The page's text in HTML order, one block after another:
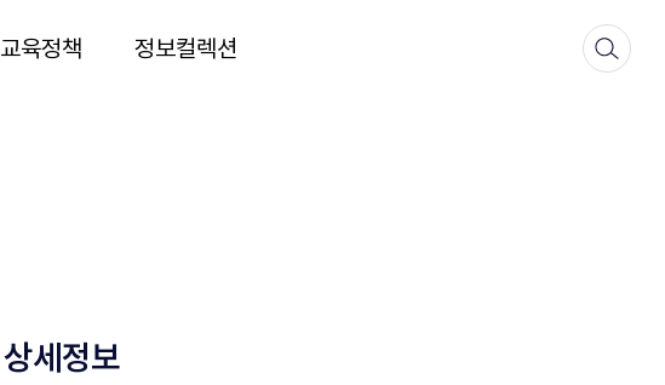
교육정책 정보컬렉션
상세정보